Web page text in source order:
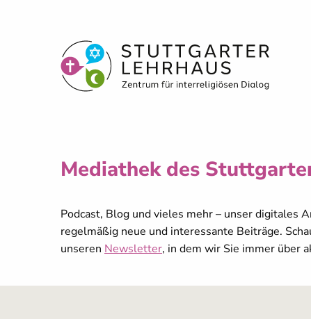
Mediathek des
Podcast, Blog und vieles mehr – unser digitales
regelmäßig neue und interessante Beiträge.
unseren Newsletter, in dem wir Sie immer über